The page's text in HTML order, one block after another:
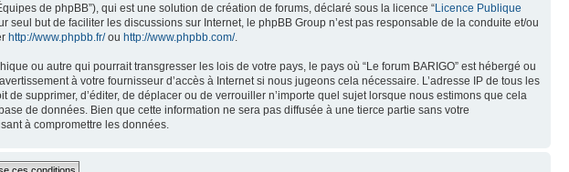
de phpBB”), qui est une solution de création de forums, déclaré sous la licence “Licence Publique
seul but de faciliter les discussions sur Internet, le phpBB Group n’est pas responsable de la conduite et/ou
http://www.phpbb.fr/ou http://www.phpbb.com/.
ou autre qui pourrait transgresser les lois de votre pays, le pays où “Le forum BARIGO” est hébergé ou
à votre fournisseur d’accès à Internet si nous jugeons cela nécessaire. L’adresse IP de tous les
supprimer, d’éditer, de déplacer ou de verrouiller n’importe quel sujet lorsque nous estimons que cela
de données. Bien que cette information ne sera pas diffusée à une tierce partie sans votre
à compromettre les données.